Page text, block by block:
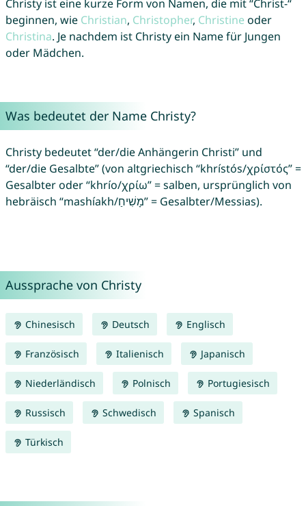
Christy ist eine kurze Form von Namen, die mit “Christ-“
beginnen, wie Christian, Christopher, Christine oder
Christina. Je nachdem ist Christy ein Name für Jungen
oder Mädchen.
Was bedeutet der Name Christy?
Christy bedeutet “der/die Anhängerin Christi” und
“der/die Gesalbte” (von altgriechisch “khrístós/χρίστός” =
Gesalbter oder “khrío/χρίω” = salben, ursprünglich von
hebräisch “mashíakh/מָשִׁיחַ” = Gesalbter/Messias).
Aussprache von Christy
Chinesisch Deutsch Englisch
Französisch Italienisch Japanisch
Niederländisch Polnisch Portugiesisch
Russisch Schwedisch Spanisch
Türkisch